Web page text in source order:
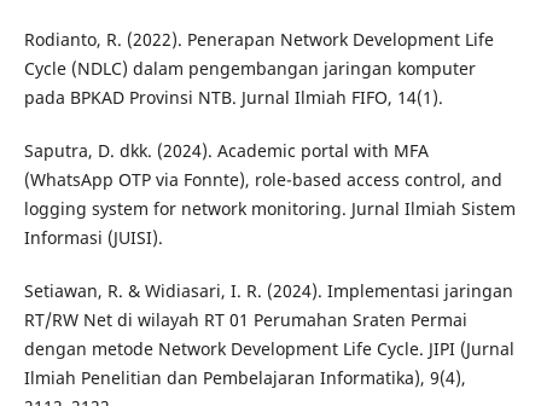
Rodianto, R. (2022). Penerapan Network Development Life
Cycle (NDLC) dalam pengembangan jaringan komputer
pada BPKAD Provinsi NTB. Jurnal Ilmiah FIFO, 14(1).
Saputra, D. dkk. (2024). Academic portal with MFA
(WhatsApp OTP via Fonnte), role-based access control, and
logging system for network monitoring. Jurnal Ilmiah Sistem
Informasi (JUISI).
Setiawan, R. & Widiasari, I. R. (2024). Implementasi jaringan
RT/RW Net di wilayah RT 01 Perumahan Sraten Permai
dengan metode Network Development Life Cycle. JIPI (Jurnal
Ilmiah Penelitian dan Pembelajaran Informatika), 9(4),